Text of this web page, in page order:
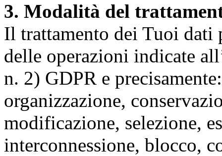
3. Modalità del
Il trattamento dei Tuoi dati
delle operazioni indicate
n. 2) GDPR e
organizzazione,
modificazione, selezione,
interconnessione, blocco,